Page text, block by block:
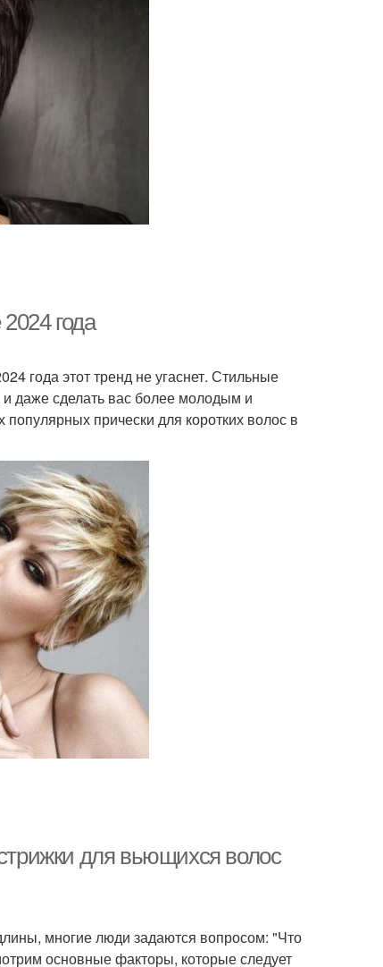
года
года этот тренд не угаснет. Стильные
и даже сделать вас более молодым и
прически для коротких волос в
для вьющихся волос
многие люди задаются вопросом: "Что
основные факторы, которые следует